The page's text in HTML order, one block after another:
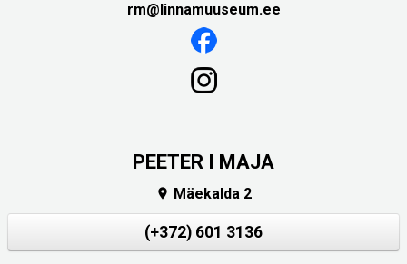
rm@linnamuuseum.ee
PEETER I MAJA
 Mäekalda 2
(+372) 601 3136